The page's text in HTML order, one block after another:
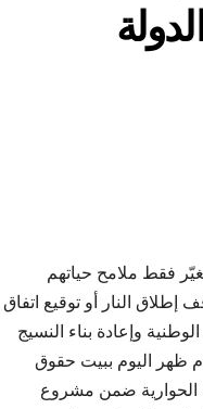
فقط ملامح حياتهم
إطلاق النار أو توقيع اتفاق
وإعادة بناء النسيج
ظهر اليوم ببيت حقوق
بعد حرب 15 ابريل 2023م وتاتي هذه الجلسة الحوارية ضمن مشروع